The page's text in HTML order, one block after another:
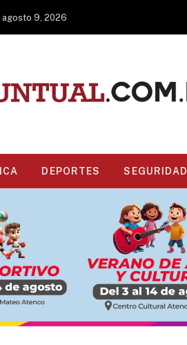
agosto 9, 2026
DEPORTES SEGURIDAD